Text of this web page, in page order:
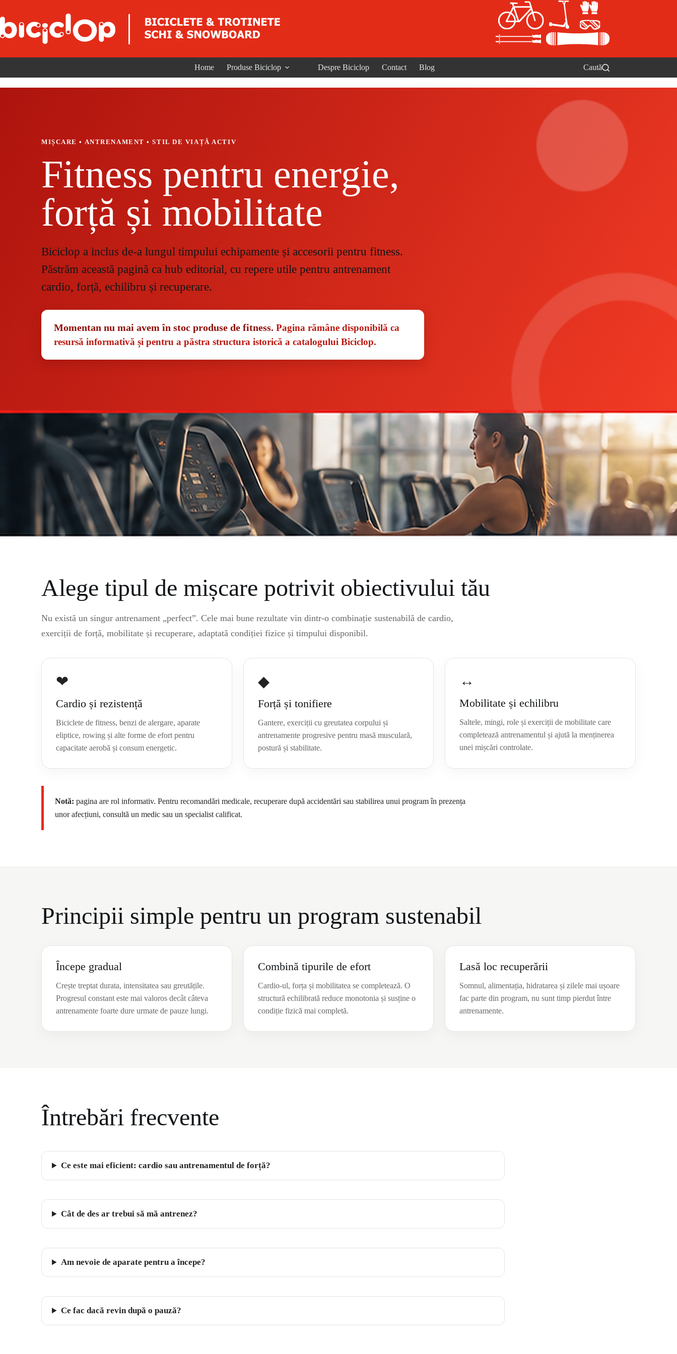
Home Produse Biciclop Despre Biciclop Contact Blog Caută
MIȘCARE • ANTRENAMENT • STIL DE VIAȚĂ ACTIV
Fitness pentru energie,
forță și mobilitate
Biciclop a inclus de-a lungul timpului echipamente și accesorii pentru fitness.
Păstrăm această pagină ca hub editorial, cu repere utile pentru antrenament
cardio, forță, echilibru și recuperare.
Momentan nu mai avem în stoc produse de fitness. Pagina rămâne disponibilă ca
resursă informativă și pentru a păstra structura istorică a catalogului Biciclop.
Alege tipul de mișcare potrivit obiectivului tău
Nu există un singur antrenament „perfect”. Cele mai bune rezultate vin dintr-o combinație sustenabilă de cardio,
exerciții de forță, mobilitate și recuperare, adaptată condiției fizice și timpului disponibil.
❤
Cardio și rezistență
Biciclete de fitness, benzi de alergare, aparate
eliptice, rowing și alte forme de efort pentru
capacitate aerobă și consum energetic.
◆
Forță și tonifiere
Gantere, exerciții cu greutatea corpului și
antrenamente progresive pentru masă musculară,
postură și stabilitate.
↔
Mobilitate și echilibru
Saltele, mingi, role și exerciții de mobilitate care
completează antrenamentul și ajută la menținerea
unei mișcări controlate.
Notă: pagina are rol informativ. Pentru recomandări medicale, recuperare după accidentări sau stabilirea unui program în prezența
unor afecțiuni, consultă un medic sau un specialist calificat.
Principii simple pentru un program sustenabil
Începe gradual
Crește treptat durata, intensitatea sau greutățile.
Progresul constant este mai valoros decât câteva
antrenamente foarte dure urmate de pauze lungi.
Combină tipurile de efort
Cardio-ul, forța și mobilitatea se completează. O
structură echilibrată reduce monotonia și susține o
condiție fizică mai completă.
Lasă loc recuperării
Somnul, alimentația, hidratarea și zilele mai ușoare
fac parte din program, nu sunt timp pierdut între
antrenamente.
Întrebări frecvente
Ce este mai eficient: cardio sau antrenamentul de forță?
Cât de des ar trebui să mă antrenez?
Am nevoie de aparate pentru a începe?
Ce fac dacă revin după o pauză?